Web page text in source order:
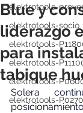
elektrotools-
elektrotools-socio
elektrotools-
elektrotools-
elektrotools-
elektrotools-
Blue y
liderazgo
para
tabique
Solera